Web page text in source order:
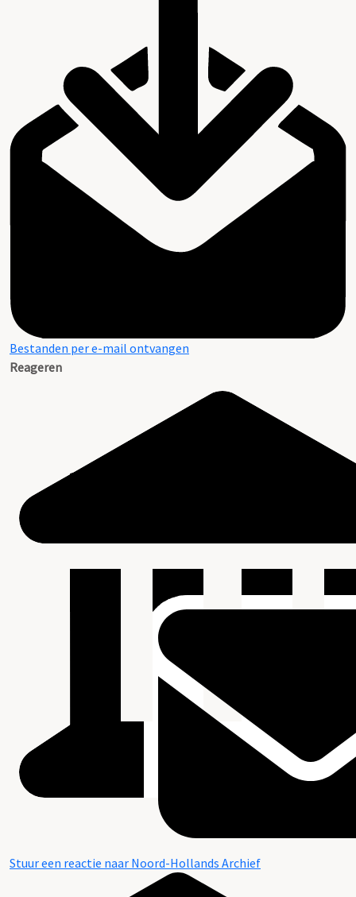
Bestanden per e-mail ontvangen
Reageren
Stuur een reactie naar Noord-Hollands Archief